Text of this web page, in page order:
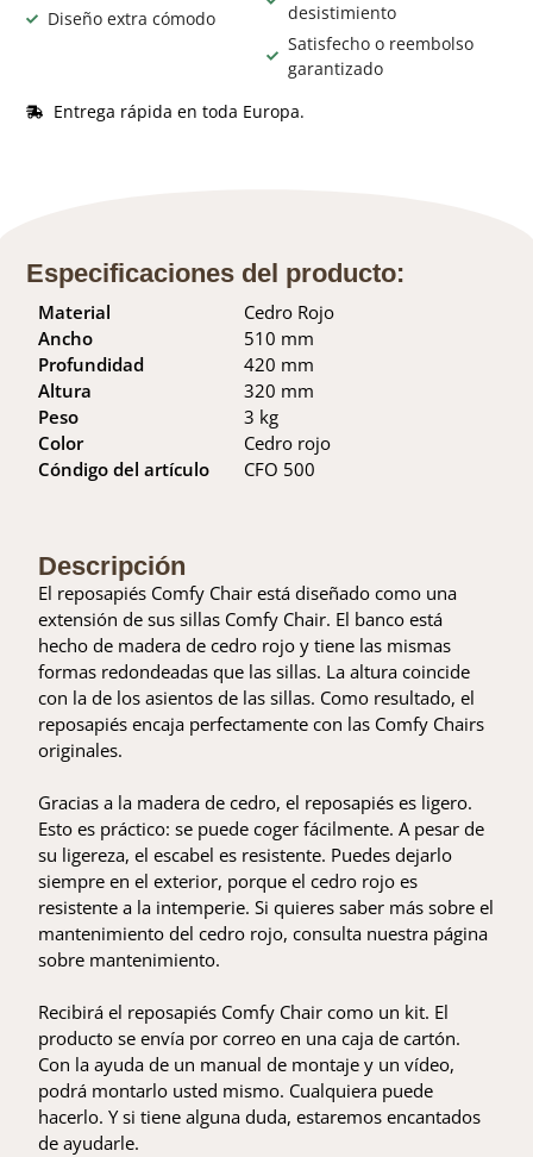
Diseño extra cómodo
desistimiento
Satisfecho o reembolso
garantizado
Entrega rápida en toda Europa.
Especificaciones del producto:
Material
Ancho
Profundidad
Altura
Peso
Color
Cóndigo del artículo
Cedro Rojo
510 mm
420 mm
320 mm
3 kg
Cedro rojo
CFO 500
Descripción
El reposapiés Comfy Chair está diseñado como una
extensión de sus sillas Comfy Chair. El banco está
hecho de madera de cedro rojo y tiene las mismas
formas redondeadas que las sillas. La altura coincide
con la de los asientos de las sillas. Como resultado, el
reposapiés encaja perfectamente con las Comfy Chairs
originales.
Gracias a la madera de cedro, el reposapiés es ligero.
Esto es práctico: se puede coger fácilmente. A pesar de
su ligereza, el escabel es resistente. Puedes dejarlo
siempre en el exterior, porque el cedro rojo es
resistente a la intemperie. Si quieres saber más sobre el
mantenimiento del cedro rojo, consulta nuestra página
sobre mantenimiento.
Recibirá el reposapiés Comfy Chair como un kit. El
producto se envía por correo en una caja de cartón.
Con la ayuda de un manual de montaje y un vídeo,
podrá montarlo usted mismo. Cualquiera puede
hacerlo. Y si tiene alguna duda, estaremos encantados
de ayudarle.